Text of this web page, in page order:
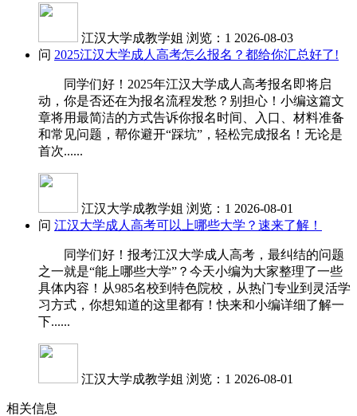
江汉大学成教学姐 浏览：1 2026-08-03
问 2025江汉大学成人高考怎么报名？都给你汇总好了!
同学们好！2025年江汉大学成人高考报名即将启
动，你是否还在为报名流程发愁？别担心！小编这篇文
章将用最简洁的方式告诉你报名时间、入口、材料准备
和常见问题，帮你避开“踩坑”，轻松完成报名！无论是
首次......
江汉大学成教学姐 浏览：1 2026-08-01
问 江汉大学成人高考可以上哪些大学？速来了解！
同学们好！报考江汉大学成人高考，最纠结的问题
之一就是“能上哪些大学”？今天小编为大家整理了一些
具体内容！从985名校到特色院校，从热门专业到灵活学
习方式，你想知道的这里都有！快来和小编详细了解一
下......
江汉大学成教学姐 浏览：1 2026-08-01
相关信息